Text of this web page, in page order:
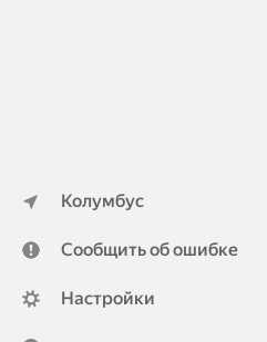
Колумбус
Сообщить об ошибке
Настройки